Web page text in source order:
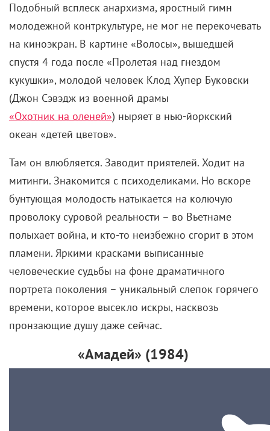
Подобный всплеск анархизма, яростный гимн
молодежной контркультуре, не мог не перекочевать
на киноэкран. В картине «Волосы», вышедшей
спустя 4 года после «Пролетая над гнездом
кукушки», молодой человек Клод Хупер Буковски
(Джон Сэвэдж из военной драмы
«Охотник на оленей») ныряет в нью-йоркский
океан «детей цветов».
Там он влюбляется. Заводит приятелей. Ходит на
митинги. Знакомится с психоделиками. Но вскоре
бунтующая молодость натыкается на колючую
проволоку суровой реальности – во Вьетнаме
полыхает война, и кто-то неизбежно сгорит в этом
пламени. Яркими красками выписанные
человеческие судьбы на фоне драматичного
портрета поколения – уникальный слепок горячего
времени, которое высекло искры, насквозь
пронзающие душу даже сейчас.
«Амадей» (1984)